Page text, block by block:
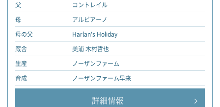
父
コントレイル
母
アルビアーノ
母の父
Harlan's Holiday
厩舎
美浦 木村哲也
生産
ノーザンファーム
育成
ノーザンファーム早来
詳細情報